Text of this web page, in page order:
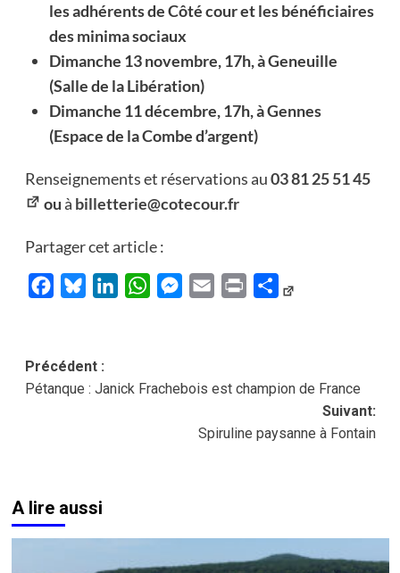
les adhérents de Côté cour et les bénéficiaires
des minima sociaux
Dimanche 13 novembre, 17h, à Geneuille
(Salle de la Libération)
Dimanche 11 décembre, 17h, à Gennes
(Espace de la Combe d’argent)
Renseignements et réservations au03 81 25 51 45
ouà billetterie@cotecour.fr
Partager cet article :
FacebookBlueskyLinkedInWhatsAppMessenger
Email Print Partager
Navigation
d’article
Précédent :
Pétanque : Janick Frachebois est champion de France
Suivant:
Spiruline paysanne à Fontain
A lire aussi